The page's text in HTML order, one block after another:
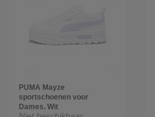
PUMA Mayze
sportschoenen voor
Dames, Wit